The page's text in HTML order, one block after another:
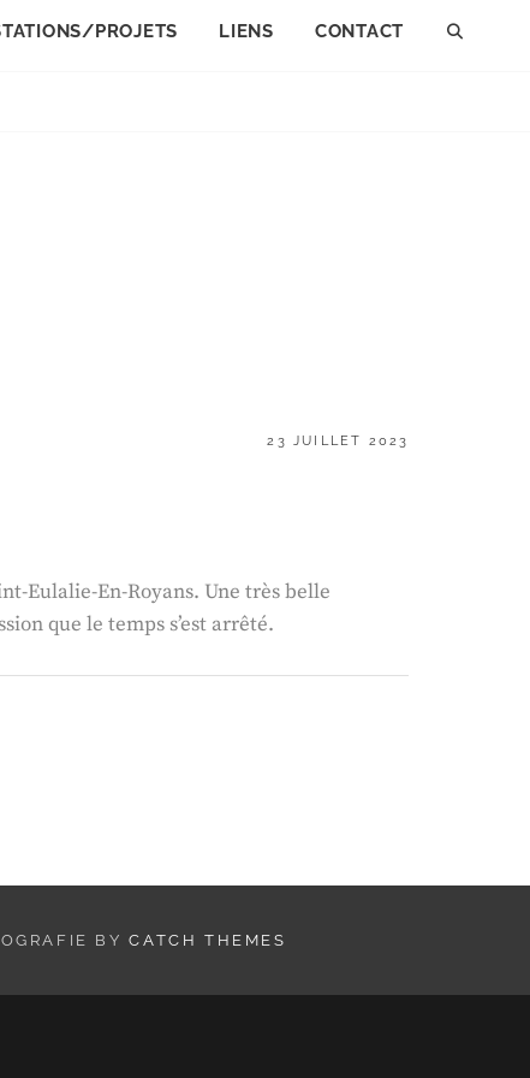
PROJETS LIENS CONTACT
POSTED
23 JUILLET 2023
Eulalie-En-Royans. Une très belle
que le temps s’est arrêté.
BYCATCH THEMES